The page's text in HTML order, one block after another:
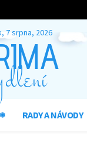
7 srpna, 2026
RADY A NÁVODY